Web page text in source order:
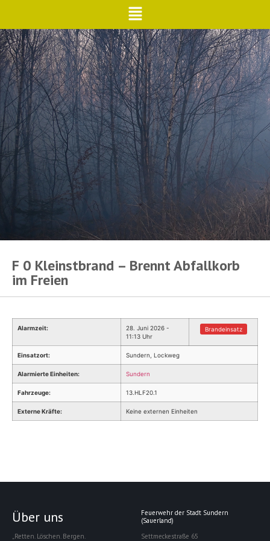
F 0 Kleinstbrand – Brennt Abfallkorb
im Freien
Alarmzeit:
28. Juni 2026 -
11:13 Uhr
Brandeinsatz
Einsatzort: Sundern, Lockweg
Alarmierte Einheiten: Sundern
Fahrzeuge: 13.HLF20.1
Externe Kräfte: Keine externen Einheiten
Über uns
„Retten. Löschen. Bergen.
Feuerwehr der Stadt Sundern
(Sauerland)
Settmeckestraße 65